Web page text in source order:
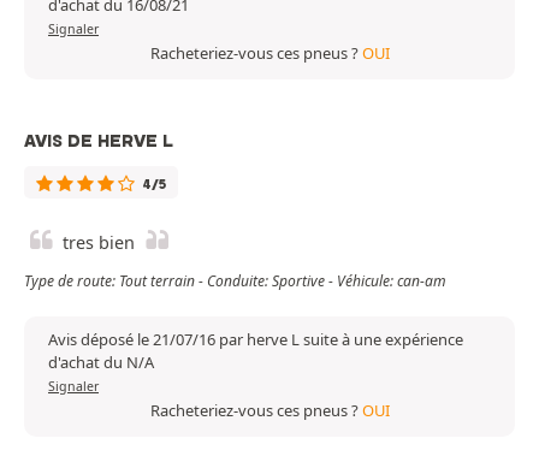
d'achat du 16/08/21
Signaler
Racheteriez-vous ces pneus ?OUI
AVIS DE HERVE L
4/5
tres bien
Type de route: Tout terrain - Conduite: Sportive - Véhicule: can-am
Avis déposé le 21/07/16 par herve L suite à une expérience
d'achat du N/A
Signaler
Racheteriez-vous ces pneus ?OUI